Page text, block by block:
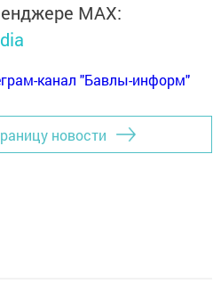
MАХ:
канал "Бавлы-информ"
новости